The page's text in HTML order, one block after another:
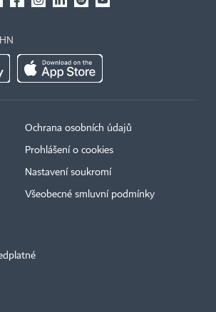
Ochrana osobních údajů
Prohlášení o cookies
Nastavení soukromí
Všeobecné smluvní podmínky